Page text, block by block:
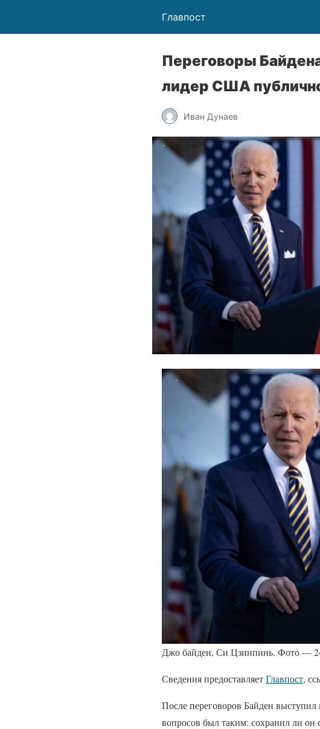
Главпост
Переговоры
лидер США
Иван Дунаев
Джо байден, Си Цзинпинь. Фото —
Сведения предоставляетГлавпост,
После переговоров Байден
вопросов был таким: сохранил ли